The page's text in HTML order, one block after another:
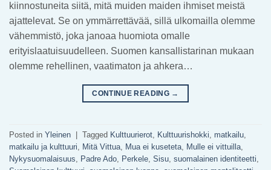
kiinnostuneita siitä, mitä muiden maiden ihmiset meistä
ajattelevat. Se on ymmärrettävää, sillä ulkomailla olemme
vähemmistö, joka janoaa huomiota omalle
erityislaatuisuudelleen. Suomen kansallistarinan mukaan
olemme rehellinen, vaatimaton ja ahkera…
CONTINUE READING →
Posted in Yleinen | Tagged Kulttuurierot Kulttuurishokki matkailu
matkailu ja kulttuuri
Mitä Vittua Mua ei kuseteta Mulle ei vittuilla
Nykysuomalaisuus
Padre Ado Perkele Sisu suomalainen identiteetti